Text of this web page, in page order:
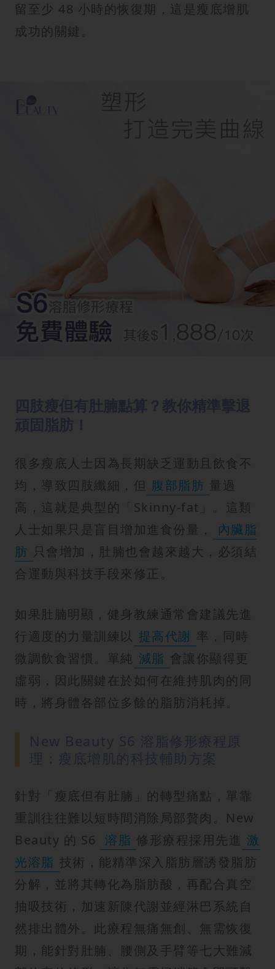
留至少 48 小時的恢復期，這是瘦底增肌
成功的關鍵。
很多瘦底人士因為長期缺乏運動且飲食不
均，導致四肢纖細，但 腹部脂肪 量過
高，這就是典型的「Skinny-fat」。這類
人士如果只是盲目增加進食份量，
內臟脂
肪 只會增加，肚腩也會越來越大，必須結
合運動與科技手段來修正。
如果肚腩明顯，健身教練通常會建議先進
行適度的力量訓練以 提高代謝 率，同時
微調飲食習慣。單純 減脂 會讓你顯得更
虛弱，因此關鍵在於如何在維持肌肉的同
時，將身體各部位多餘的脂肪消耗掉。
針對「瘦底但有肚腩」的轉型痛點，單靠
重訓往往難以短時間消除局部贅肉。New
Beauty 的 S6
溶脂 修形療程採用先進 激
光溶脂 技術，能精準深入脂肪層誘發脂肪
分解，並將其轉化為脂肪酸，再配合真空
抽吸技術，加速新陳代謝並經淋巴系統自
然排出體外。此療程無痛無創、無需恢復
期，能針對肚腩、腰側及手臂等七大難減